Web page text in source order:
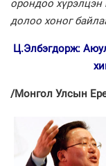
орондоо хүрэлцэн
долоо хоног
Ц.Элбэгдорж:
/Монгол Улсын